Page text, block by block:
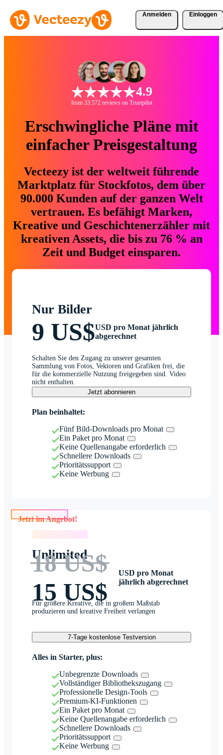
Anmelden Einloggen
4.9
from 33.572 reviews on Trustpilot
Erschwingliche Pläne mit
einfacher Preisgestaltung
Vecteezy ist der weltweit führende
Marktplatz für Stockfotos, dem über
90.000 Kunden auf der ganzen Welt
vertrauen. Es befähigt Marken,
Kreative und Geschichtenerzähler mit
kreativen Assets, die bis zu 76 % an
Zeit und Budget einsparen.
Nur Bilder
9 US$USD pro Monat jährlich
abgerechnet
Schalten Sie den Zugang zu unserer gesamten
Sammlung von Fotos, Vektoren und Grafiken frei, die
für die kommerzielle Nutzung freigegeben sind. Video
nicht enthalten.
Jetzt abonnieren
Plan beinhaltet:
Fünf Bild-Downloads pro Monat
Ein Paket pro Monat
Keine Quellenangabe erforderlich
Schnellere Downloads
Prioritätssupport
Keine Werbung
Jetzt im Angebot!
Unlimited
18 US$
15 US$
USD pro Monat
jährlich abgerechnet
Für größere Kreative, die in großem Maßstab
produzieren und kreative Freiheit verlangen
7-Tage kostenlose Testversion
Alles in Starter, plus:
Unbegrenzte Downloads
Vollständiger Bibliothekszugang
Professionelle Design-Tools
Premium-KI-Funktionen
Ein Paket pro Monat
Keine Quellenangabe erforderlich
Schnellere Downloads
Prioritätssupport
Keine Werbung